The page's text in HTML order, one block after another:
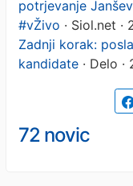
potrjevanje
#vŽivo · Siol.net ·
Zadnji korak:
kandidate · Delo ·
72 novic